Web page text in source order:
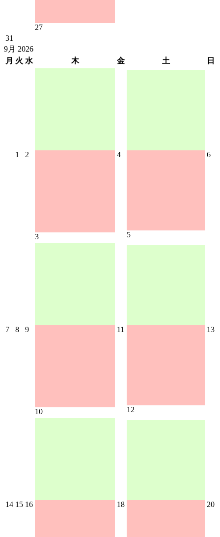
27
31
9月 2026
月 火 水 木 金 土 日
1 2
3
4
5
6
7 8 9
10
11
12
13
14 15 16 18 20